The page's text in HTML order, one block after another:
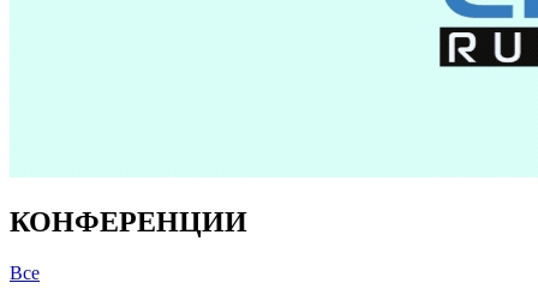
КОНФЕРЕНЦИИ
Все